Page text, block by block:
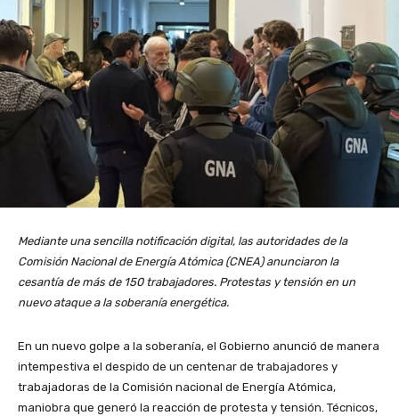
Mediante una sencilla notificación digital, las autoridades de la
Comisión Nacional de Energía Atómica (CNEA) anunciaron la
cesantía de más de 150 trabajadores. Protestas y tensión en un
nuevo ataque a la soberanía energética.
En un nuevo golpe a la soberanía, el Gobierno anunció de manera
intempestiva el despido de un centenar de trabajadores y
trabajadoras de la Comisión nacional de Energía Atómica,
maniobra que generó la reacción de protesta y tensión. Técnicos,